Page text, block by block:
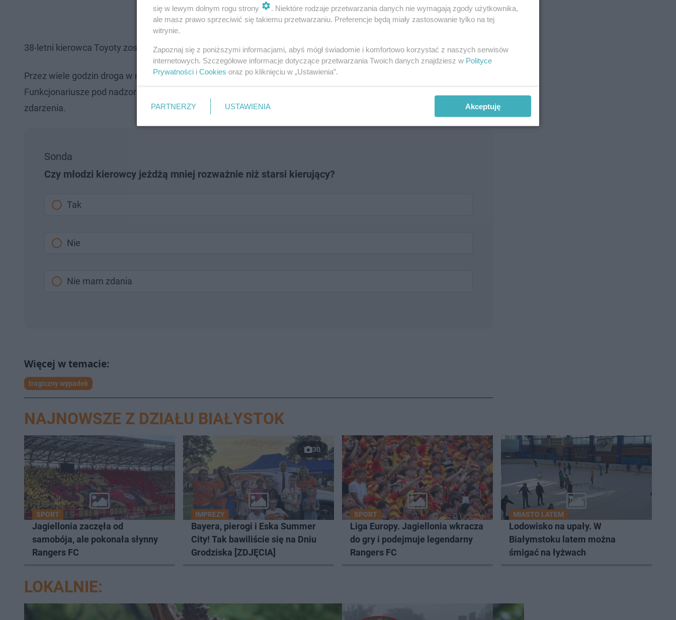
38-letni kierowca Toyoty został przetransportowany do szpitala.
Przez wiele godzin droga w miejscu wypadku była całkowicie zablokowana. Policja wyznaczyła objazdy.
Funkcjonariusze pod nadzorem prokuratora będą wyjaśniać szczegółowe okoliczności i przyczyny tragicznego
zdarzenia.
Sonda
Czy młodzi kierowcy jeżdżą mniej rozważnie niż starsi kierujący?
Tak
Nie
Nie mam zdania
tragiczny wypadek
NAJNOWSZE Z DZIAŁU BIAŁYSTOK
SPORT
Jagiellonia zaczęła od
samobója, ale pokonała słynny
Rangers FC
30
IMPREZY
Bayera, pierogi i Eska Summer
City! Tak bawiliście się na Dniu
Grodziska [ZDJĘCIA]
SPORT
Liga Europy. Jagiellonia wkracza
do gry i podejmuje legendarny
Rangers FC
MIASTO LATEM
Lodowisko na upały. W
Białymstoku latem można
śmigać na łyżwach
LOKALNIE:
się w lewym dolnym rogu strony
. Niektóre rodzaje przetwarzania danych nie wymagają zgody użytkownika,
ale masz prawo sprzeciwić się takiemu przetwarzaniu. Preferencje będą miały zastosowanie tylko na tej
witrynie.
Zapoznaj się z poniższymi informacjami, abyś mógł świadomie i komfortowo korzystać z naszych serwisów
internetowych. Szczegółowe informacje dotyczące przetwarzania Twoich danych znajdziesz w Polityce
Prywatności i Cookies oraz po kliknięciu w „Ustawienia”.
PARTNERZY USTAWIENIA Akceptuję